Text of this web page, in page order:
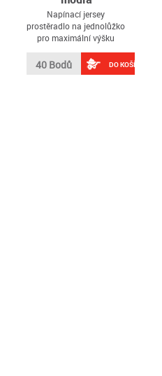
Napínací jersey
prostěradlo na jednolůžko
pro maximální výšku
matrace 22 cm
40 Bodů DO KOŠÍKU